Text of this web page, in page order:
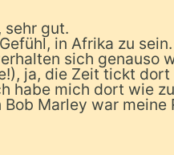
sehr gut.
in Afrika zu
sich genauso
ja, die Zeit tickt
habe mich dort wie
Bob Marley war